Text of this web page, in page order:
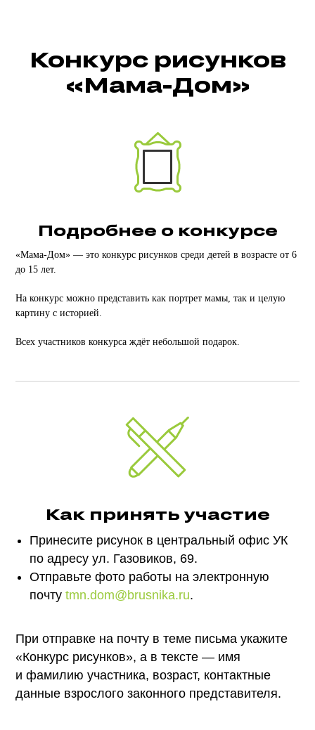
Конкурс рисунков
«Мама-Дом»
Подробнее о конкурсе
«Мама-Дом» — это конкурс рисунков среди детей в возрасте от 6
до 15 лет.
На конкурс можно представить как портрет мамы, так и целую
картину с историей.
Всех участников конкурса ждёт небольшой подарок.
Как принять участие
Принесите рисунок в центральный офис УК
по адресу ул. Газовиков, 69.
Отправьте фото работы на электронную
почтуtmn.dom@brusnika.ru.
При отправке на почту в теме письма укажите
«Конкурс рисунков», а в тексте — имя
и фамилию участника, возраст, контактные
данные взрослого законного представителя.